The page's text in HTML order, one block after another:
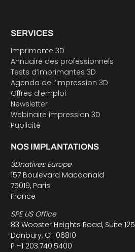
SERVICES
Imprimante 3D
Annuaire des professionnels
Tests d’imprimantes 3D
Agenda de l’impression 3D
Offres d’emploi
Newsletter
Webinaire impression 3D
Publicité
NOS IMPLANTATIONS
3Dnatives Europe
157 Boulevard Macdonald
75019, Paris
France
SPE US Office
83 Wooster Heights Road, Suite 125
Danbury, CT 06810
P +1 203.740.5400